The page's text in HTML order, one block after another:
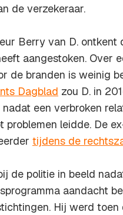
de verzekeraar.
Berry van D. ontkent
aangestoken. Over
de branden is weinig
Dagblad zou D. in
een verbroken
problemen leidde. De
tijdens de
de politie in beeld
aandacht
Hij werd